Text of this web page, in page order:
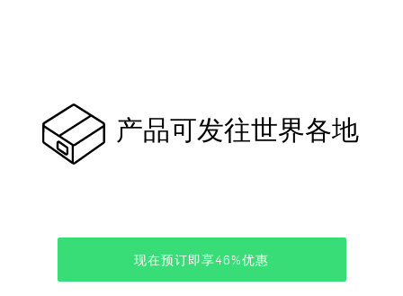
产品可发往世界各地
现在预订即享46%优惠